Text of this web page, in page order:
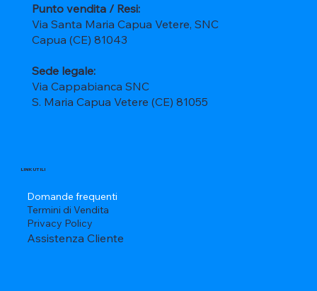
Punto vendita / Resi:
Via Santa Maria Capua Vetere, SNC
Capua (CE) 81043
Sede legale:
Via Cappabianca SNC
S. Maria Capua Vetere (CE) 81055
LINK UTILI
Domande frequenti
Termini di Vendita
Privacy Policy
Assistenza Cliente